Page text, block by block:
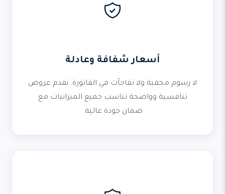
أسعار شفافة وعادلة
لا رسوم مخفية ولا تفاجآت في الفاتورة. نقدم عروض
تنافسية وواضحة تناسب جميع الميزانيات مع
ضمان جودة عالية.